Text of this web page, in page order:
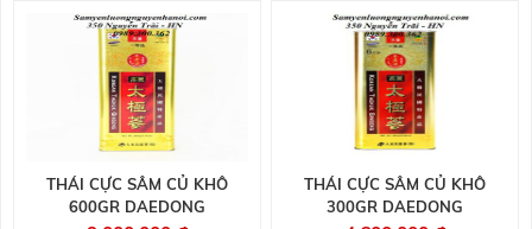
THÁI CỰC SÂM CỦ KHÔ
600GR DAEDONG
THÁI CỰC SÂM CỦ KHÔ
300GR DAEDONG